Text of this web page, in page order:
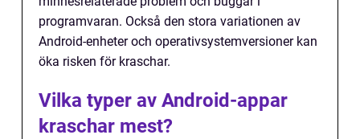
programvaran. Också den stora variationen av
Android-enheter och operativsystemversioner kan
öka risken för kraschar.
Vilka typer av Android-appar
kraschar mest?